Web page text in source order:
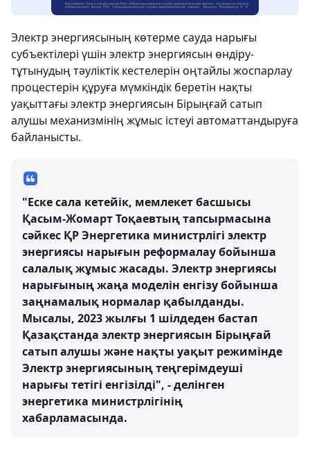
Электр энергиясының көтерме сауда нарығы
субъектілері үшін электр энергиясын өндіру-
тұтынудың тәуліктік кестелерін оңтайлы жоспарлау
процестерін құруға мүмкіндік беретін нақты
уақыттағы электр энергиясын Бірыңғай сатып
алушы механизмінің жұмыс істеуі автоматтандыруға
байланысты.
"Еске сала кетейік, мемлекет басшысы
Қасым-Жомарт Тоқаевтың тапсырмасына
сәйкес ҚР Энергетика министрлігі электр
энергиясы нарығын реформалау бойынша
салалық жұмыс жасады. Электр энергиясы
нарығының жаңа моделін енгізу бойынша
заңнамалық нормалар қабылданды.
Мысалы, 2023 жылғы 1 шілдеден бастап
Қазақстанда электр энергиясын Бірыңғай
сатып алушы және нақты уақыт режимінде
Электр энергиясының теңгерімдеуші
нарығы тетігі енгізілді", - делінген
энергетика министрлігінің
хабарламасында.